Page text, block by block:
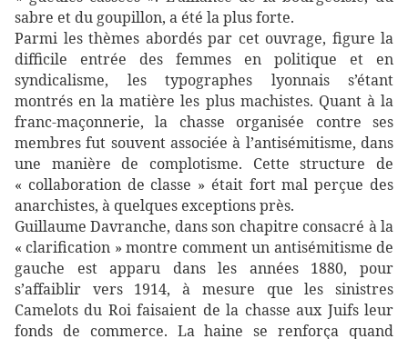
sabre et du goupillon, a été la plus forte.
Parmi les thèmes abordés par cet ouvrage, figure la
difficile entrée des femmes en politique et en
syndicalisme, les typographes lyonnais s’étant
montrés en la matière les plus machistes. Quant à la
franc-maçonnerie, la chasse organisée contre ses
membres fut souvent associée à l’antisémitisme, dans
une manière de complotisme. Cette structure de
« collaboration de classe » était fort mal perçue des
anarchistes, à quelques exceptions près.
Guillaume Davranche, dans son chapitre consacré à la
« clarification » montre comment un antisémitisme de
gauche est apparu dans les années 1880, pour
s’affaiblir vers 1914, à mesure que les sinistres
Camelots du Roi faisaient de la chasse aux Juifs leur
fonds de commerce. La haine se renforça quand